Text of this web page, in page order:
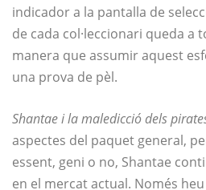
indicador a la pantalla de
de cada col·leccionari queda a
manera que assumir aquest
una prova de pèl.
Shantae i la maledicció dels
aspectes del paquet general,
essent, geni o no, Shantae
en el mercat actual. Només